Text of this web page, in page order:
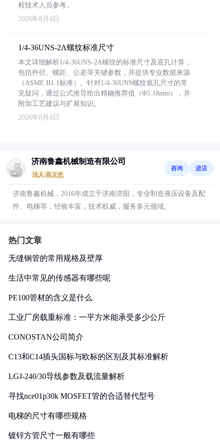
程技术人员参考。
2026年8月4日
1/4-36UNS-2A螺纹标准尺寸
本文详细解析1/4-36UNS-2A螺纹的标准尺寸及底孔计算，
包括外径、螺距、公差等关键参数，并提供专业数据来源
（ASME B1.1标准）。针对1/4-36UNS螺纹底孔尺寸的常
见疑问，通过公式推导给出精确推荐值（Φ5.18mm），并
附加工艺建议与扩展知识。
2026年8月4日
济南鲁鑫机械制造有限公司
法人:高义忠
咨询 进店
济南鲁鑫机械，2016年成立于济南济阳，专业制造液压设备及配
件、电梯等，经验丰富，技术权威，服务多元领域。
热门文章
无缝钢管的常用规格及壁厚
生活中常见的传感器有哪些呢
PE100管材的含义是什么
工业厂房载重标准：一平方米能承受多少公斤
CONOSTAN公司简介
C13和C14插头国标与欧标的区别及其标准解析
LGJ-240/30导线参数及载流量解析
寻找nce01p30k MOSFET管的合适替代型号
电梯的尺寸有哪些规格
镀锌方管尺寸一般有哪些